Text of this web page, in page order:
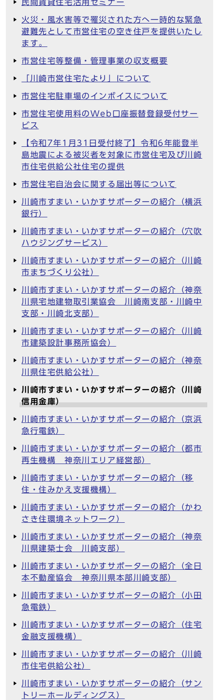
民間賃貸住宅活用セミナー
火災・風水害等で罹災された方へ一時的な緊急
避難先として市営住宅の空き住戸を提供いたし
ます。
市営住宅等整備・管理事業の収支概要
「川崎市営住宅たより」について
市営住宅駐車場のインボイスについて
市営住宅使用料のWeb口座振替登録受付サー
ビス
【令和7年1月31日受付終了】令和6年能登半
島地震による被災者を対象に市営住宅及び川崎
市住宅供給公社住宅の提供
市営住宅自治会に関する届出等について
川崎市すまい・いかすサポーターの紹介（横浜
銀行）
川崎市すまい・いかすサポーターの紹介（穴吹
ハウジングサービス）
川崎市すまい・いかすサポーターの紹介（川崎
市まちづくり公社）
川崎市すまい・いかすサポーターの紹介（神奈
川県宅地建物取引業協会 川崎南支部・川崎中
支部・川崎北支部）
川崎市すまい・いかすサポーターの紹介（川崎
市建築設計事務所協会）
川崎市すまい・いかすサポーターの紹介（神奈
川県住宅供給公社）
川崎市すまい・いかすサポーターの紹介（川崎
信用金庫）
川崎市すまい・いかすサポーターの紹介（京浜
急行電鉄）
川崎市すまい・いかすサポーターの紹介（都市
再生機構 神奈川エリア経営部）
川崎市すまい・いかすサポーターの紹介（移
住・住みかえ支援機構）
川崎市すまい・いかすサポーターの紹介（かわ
さき住環境ネットワーク）
川崎市すまい・いかすサポーターの紹介（神奈
川県建築士会 川崎支部）
川崎市すまい・いかすサポーターの紹介（全日
本不動産協会 神奈川県本部川崎支部）
川崎市すまい・いかすサポーターの紹介（小田
急電鉄）
川崎市すまい・いかすサポーターの紹介（住宅
金融支援機構）
川崎市すまい・いかすサポーターの紹介（川崎
市住宅供給公社）
川崎市すまい・いかすサポーターの紹介（サン
トリーホールディングス）